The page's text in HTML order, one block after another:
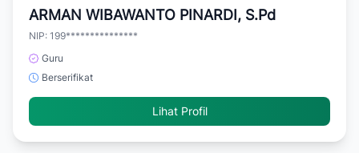
ARMAN WIBAWANTO PINARDI, S.Pd
NIP: 199***************
Guru
Berserifikat
Lihat Profil